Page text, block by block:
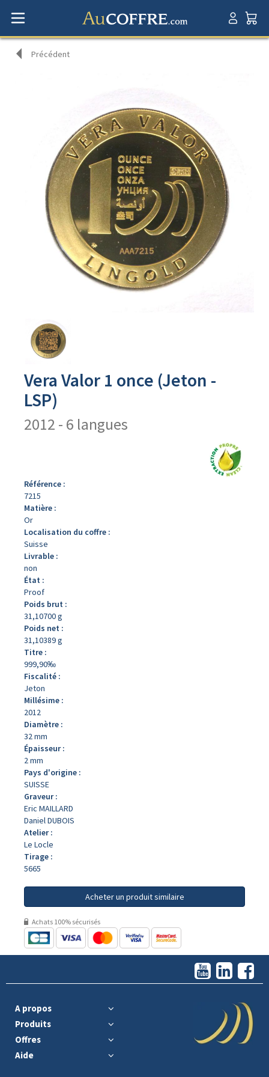
Précédent
produit
Vera Valor 1 once (Jeton -
LSP)
2012 - 6 langues
Référence :
7215
Matière :
Or
Localisation du coffre :
Suisse
Livrable :
non
État :
Proof
Poids brut :
31,10700 g
Poids net :
31,10389 g
Titre :
999,90‰
Fiscalité :
Jeton
Millésime :
2012
Diamètre :
32 mm
Épaisseur :
2 mm
Pays d'origine :
SUISSE
Graveur :
Eric MAILLARD
Daniel DUBOIS
Atelier :
Le Locle
Tirage :
5665
Acheter un produit similaire
Achats 100% sécurisés
A propos
Produits
Offres
Aide